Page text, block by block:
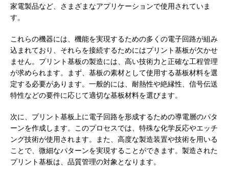
家電製品など、さまざまなアプリケーションで使用されていま
す。
これらの機器には、機能を実現するための多くの電子回路が組み
込まれており、それらを接続するためにはプリント基板が欠かせ
ません。プリント基板の製造には、高い技術力と正確な工程管理
が求められます。まず、基板の素材として使用する基板材料を選
定する必要があります。一般的には、耐熱性や絶縁性、信号伝送
特性などの要件に応じて適切な基板材料を選びます。
次に、プリント基板上に電子回路を形成するための導電層のパタ
ーンを作成します。このプロセスでは、特殊な化学反応やエッチ
ング技術が使用されます。また、高度な製造装置や技術を用いる
ことで、微細なパターンを実現することができます。製造された
プリント基板は、品質管理の対象となります。